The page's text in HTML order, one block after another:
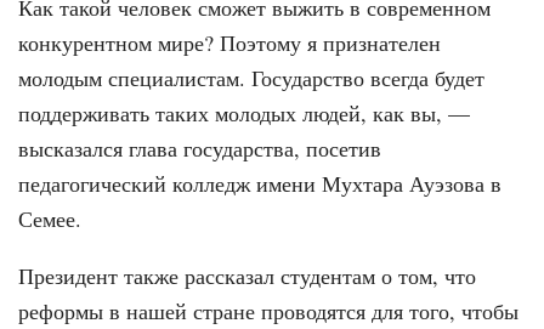
Как такой человек сможет выжить в современном
конкурентном мире? Поэтому я признателен
молодым специалистам. Государство всегда будет
поддерживать таких молодых людей, как вы, —
высказался глава государства, посетив
педагогический колледж имени Мухтара Ауэзова в
Семее.
Президент также рассказал студентам о том, что
реформы в нашей стране проводятся для того, чтобы